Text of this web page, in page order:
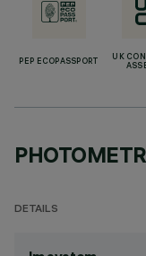
PEP ECOPASSPORT
UK
DETAILS